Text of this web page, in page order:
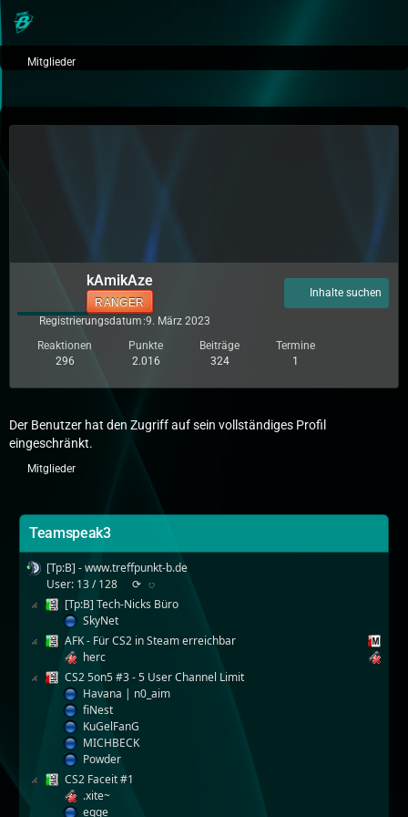
Mitglieder
kAmikAze
RANGER
Reaktionen
296
Punkte
2.016
Beiträge
324
Termine
1
Inhalte suchen
Registrierungsdatum 9. März 2023
Der Benutzer hat den Zugriff auf sein vollständiges Profil
eingeschränkt.
Mitglieder
Teamspeak3
[Tp:B] - www.treffpunkt-b.de
User: 13 / 128
⟳ ◌
[Tp:B] Tech-Nicks Büro
SkyNet
AFK - Für CS2 in Steam erreichbar
herc
CS2 5on5 #3 - 5 User Channel Limit
Havana | n0_aim
fiNest
KuGelFanG
MICHBECK
Powder
CS2 Faceit #1
.xite~
egge